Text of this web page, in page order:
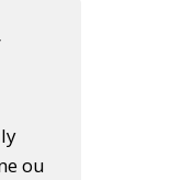
ou